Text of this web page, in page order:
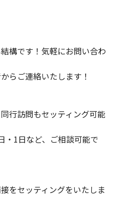
構です！気軽にお問い合わ
らご連絡いたします！
行訪問もセッティング可能
・1日など、ご相談可能で
をセッティングをいたしま